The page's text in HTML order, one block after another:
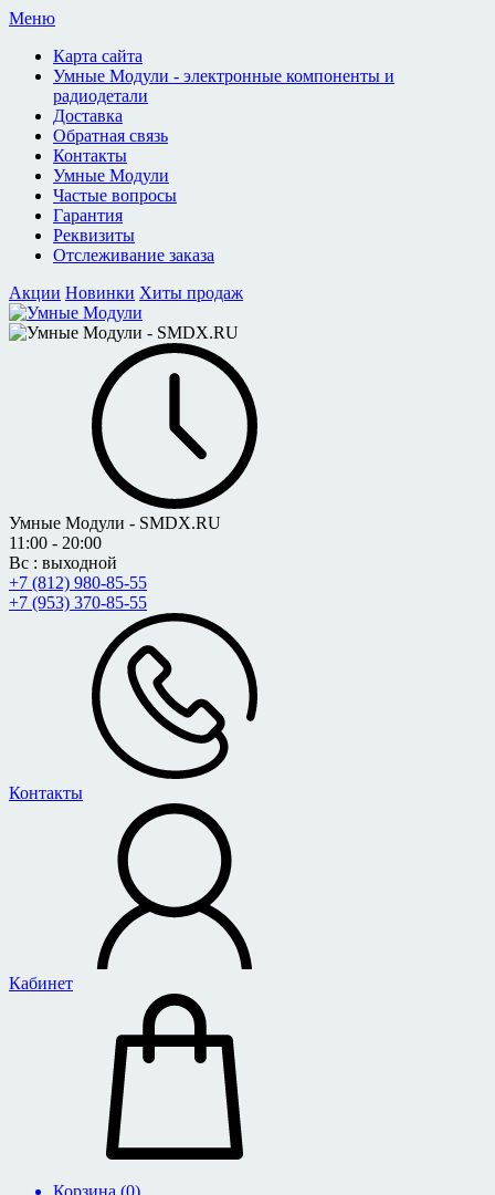
Меню
Карта сайта
Умные Модули - электронные компоненты и
радиодетали
Доставка
Обратная связь
Контакты
Умные Модули
Частые вопросы
Гарантия
Реквизиты
Отслеживание заказа
Акции Новинки Хиты продаж
Умные Модули - SMDX.RU
11:00 - 20:00
Вс : выходной
+7 (812) 980-85-55
+7 (953) 370-85-55
Контакты
Кабинет
Корзина (0)